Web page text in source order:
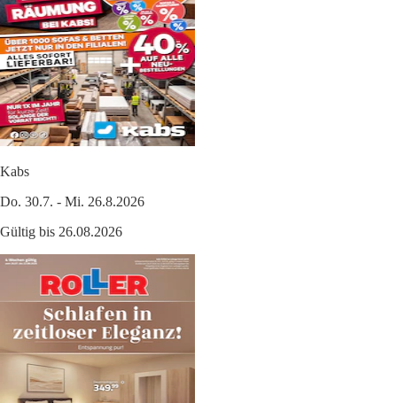
Kabs
Do. 30.7. - Mi. 26.8.2026
Gültig bis 26.08.2026